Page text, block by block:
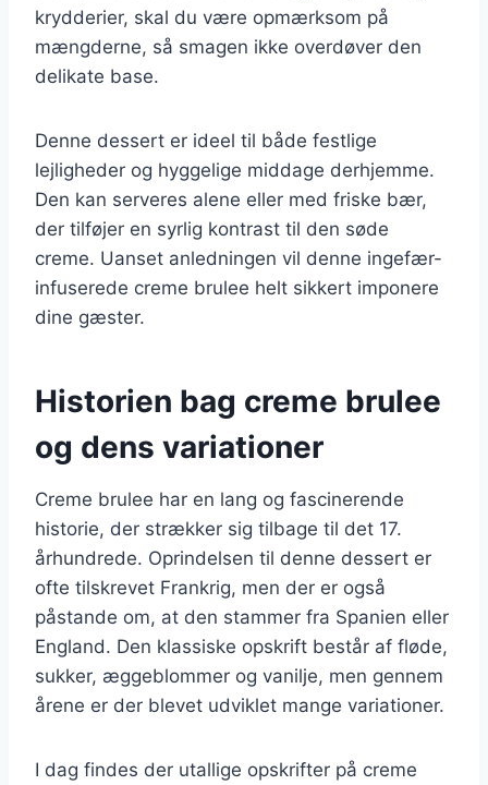
krydderier, skal du være opmærksom på
mængderne, så smagen ikke overdøver den
delikate base.
Denne dessert er ideel til både festlige
lejligheder og hyggelige middage derhjemme.
Den kan serveres alene eller med friske bær,
der tilføjer en syrlig kontrast til den søde
creme. Uanset anledningen vil denne ingefær-
infuserede creme brulee helt sikkert imponere
dine gæster.
Historien bag creme brulee
og dens variationer
Creme brulee har en lang og fascinerende
historie, der strækker sig tilbage til det 17.
århundrede. Oprindelsen til denne dessert er
ofte tilskrevet Frankrig, men der er også
påstande om, at den stammer fra Spanien eller
England. Den klassiske opskrift består af fløde,
sukker, æggeblommer og vanilje, men gennem
årene er der blevet udviklet mange variationer.
I dag findes der utallige opskrifter på creme